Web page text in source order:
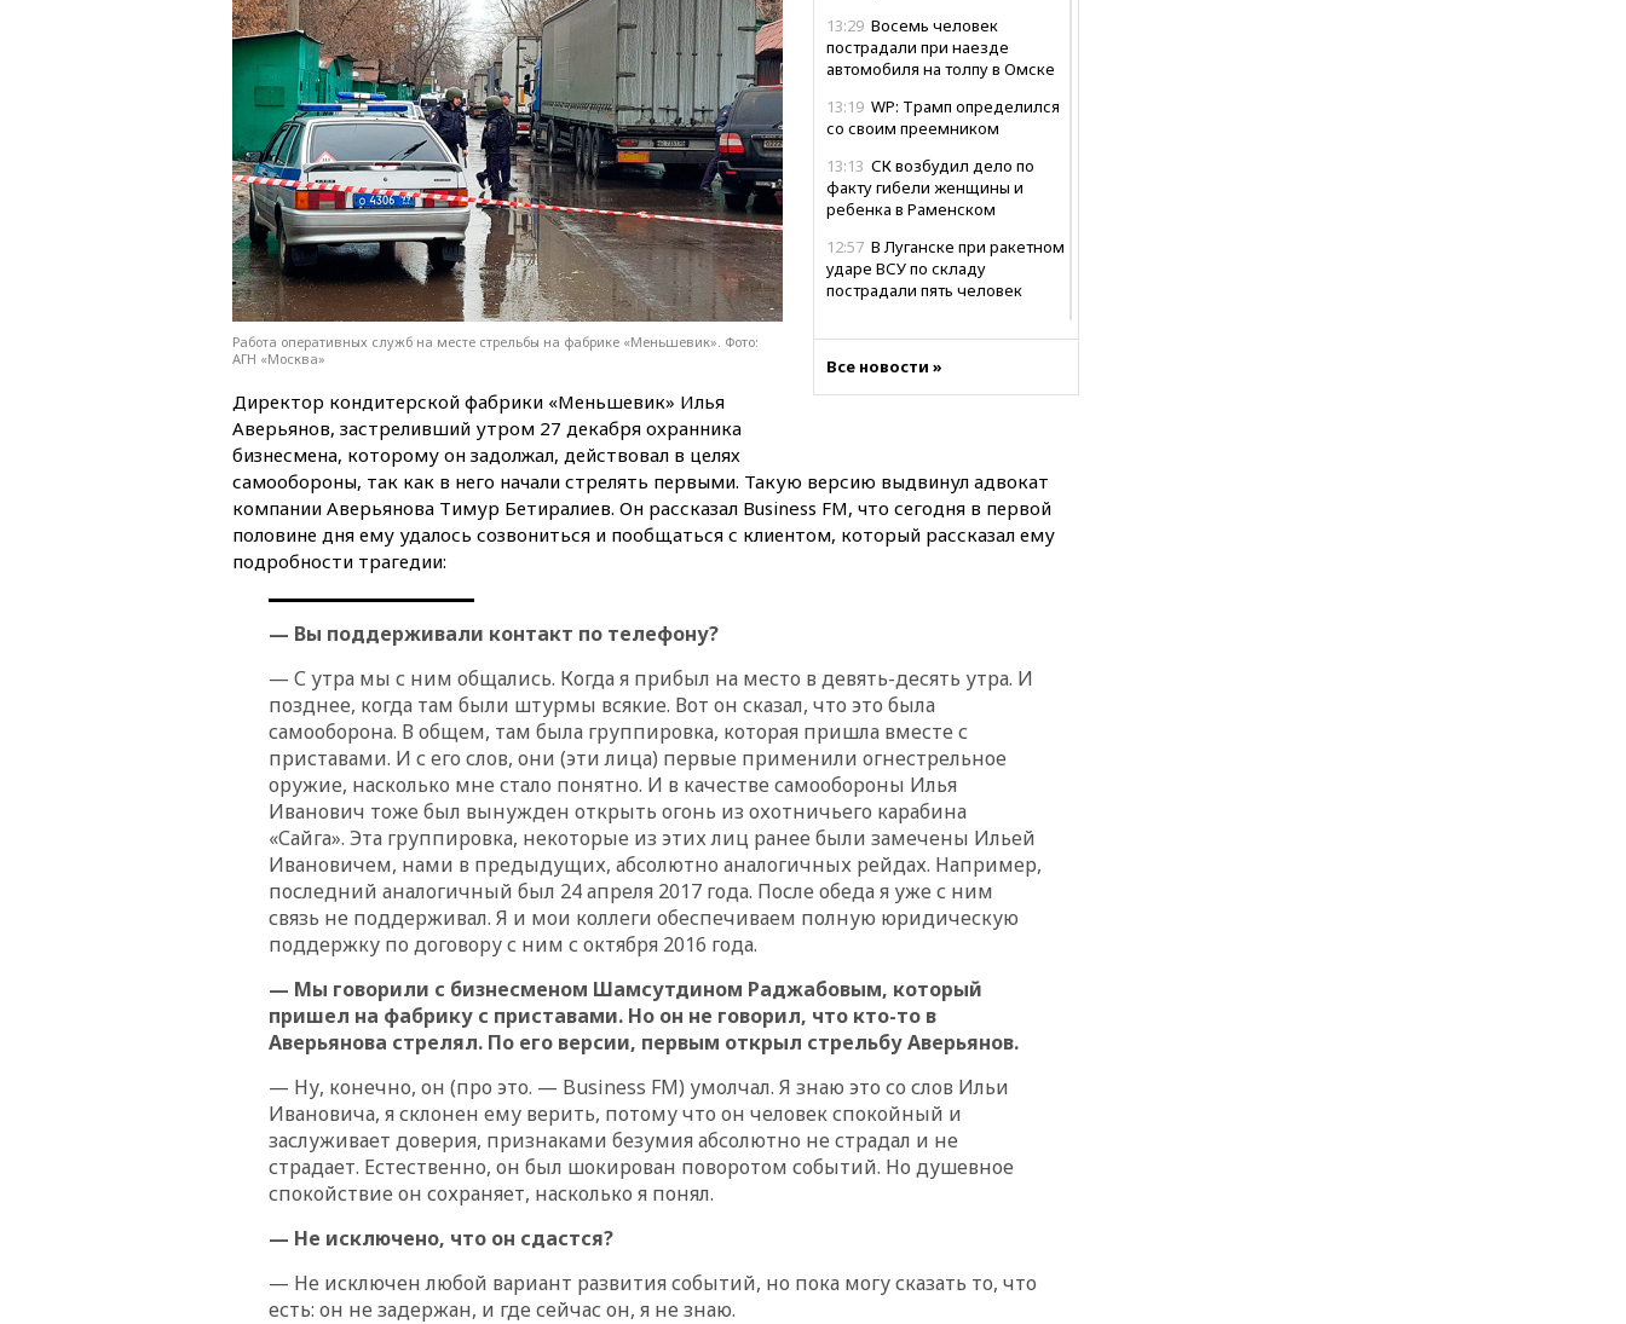
13:29 Восемь человек
пострадали при наезде
автомобиля на толпу в Омске
13:19 WP: Трамп определился
со своим преемником
13:13 СК возбудил дело по
факту гибели женщины и
ребенка в Раменском
12:57 В Луганске при ракетном
ударе ВСУ по складу
пострадали пять человек
отмыванием денег, достигло
рекордного показателя
из окна
12:22 В России с 1 сентября
Ормузского пролива
11:58 Politico: США
восстановили обмен
разведданными с Украиной
11:58Великобритания
расширила санкции против
России
11:37 В Ярославской области
обломки БПЛА упали в
резервуары НПЗ
критику мэра Хиросимы в
годовщину ядерной
бомбардировки
сокращении товарооборота
России и Армении на две
трети
10:54 Президент ФИФА
пяти популярных сетей
Все новости »
Работа оперативных служб на месте стрельбы на фабрике «Меньшевик». Фото:
АГН «Москва»
Директор кондитерской фабрики «Меньшевик» Илья
Аверьянов, застреливший утром 27 декабря охранника
бизнесмена, которому он задолжал, действовал в целях
самообороны, так как в него начали стрелять первыми. Такую версию выдвинул адвокат
компании Аверьянова Тимур Бетиралиев. Он рассказал Business FM, что сегодня в первой
половине дня ему удалось созвониться и пообщаться с клиентом, который рассказал ему
подробности трагедии:
— Вы поддерживали контакт по телефону?
— С утра мы с ним общались. Когда я прибыл на место в девять-десять утра. И
позднее, когда там были штурмы всякие. Вот он сказал, что это была
самооборона. В общем, там была группировка, которая пришла вместе с
приставами. И с его слов, они (эти лица) первые применили огнестрельное
оружие, насколько мне стало понятно. И в качестве самообороны Илья
Иванович тоже был вынужден открыть огонь из охотничьего карабина
«Сайга». Эта группировка, некоторые из этих лиц ранее были замечены Ильей
Ивановичем, нами в предыдущих, абсолютно аналогичных рейдах. Например,
последний аналогичный был 24 апреля 2017 года. После обеда я уже с ним
связь не поддерживал. Я и мои коллеги обеспечиваем полную юридическую
поддержку по договору с ним с октября 2016 года.
— Мы говорили с бизнесменом Шамсутдином Раджабовым, который
пришел на фабрику с приставами. Но он не говорил, что кто-то в
Аверьянова стрелял. По его версии, первым открыл стрельбу Аверьянов.
— Ну, конечно, он (про это. — Business FM) умолчал. Я знаю это со слов Ильи
Ивановича, я склонен ему верить, потому что он человек спокойный и
заслуживает доверия, признаками безумия абсолютно не страдал и не
страдает. Естественно, он был шокирован поворотом событий. Но душевное
спокойствие он сохраняет, насколько я понял.
— Не исключено, что он сдастся?
— Не исключен любой вариант развития событий, но пока могу сказать то, что
есть: он не задержан, и где сейчас он, я не знаю.